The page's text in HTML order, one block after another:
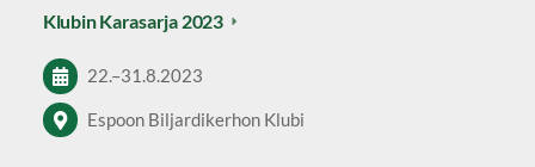
Klubin Karasarja 2023
22.–31.8.2023
Espoon Biljardikerhon Klubi